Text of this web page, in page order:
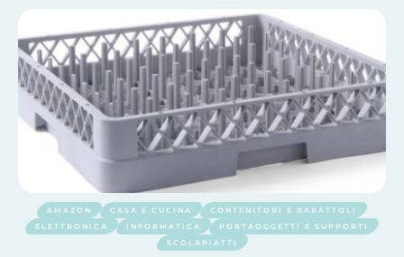
AMAZON CASA E CUCINA
CONTENITORI E BARATTOLI
ELETTRONICA
INFORMATICA
PORTAOGGETTI E SUPPORTI
SCOLAPIATTI